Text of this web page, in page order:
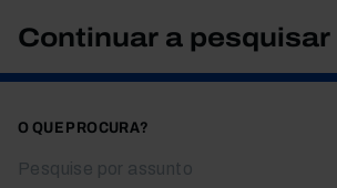
Continuar a pesquisar
O QUE PROCURA?